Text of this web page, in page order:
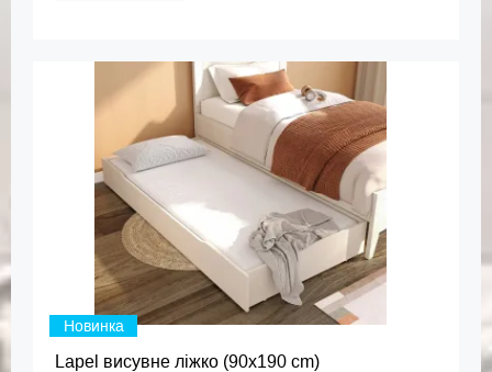
Новинка
Lapel висувне ліжко (90x190 cm)